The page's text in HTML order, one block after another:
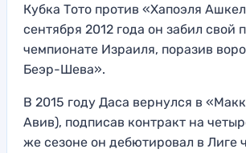
Кубка Тото против «Хапоэля
сентября 2012 года он забил свой
чемпионате Израиля, поразив
Беэр-Шева».
В 2015 году Даса вернулся в
Авив), подписав контракт на
же сезоне он дебютировал в Лиге